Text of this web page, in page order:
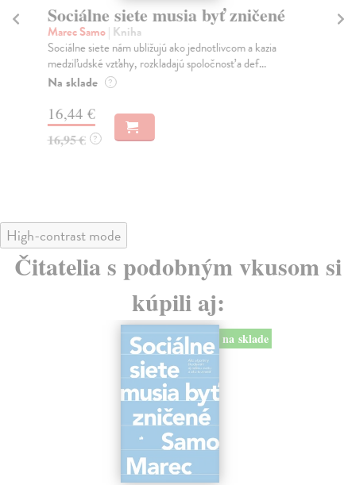
Sociálne siete musia byť zničené
Marec Samo| Kniha
Sociálne siete nám ubližujú ako jednotlivcom a kazia
medziľudské vzťahy, rozkladajú spoločnosť a def...
Na sklade ?
16,44 €
16,95 € ?
High-contrast mode
Čitatelia s podobným vkusom si
kúpili aj:
na sklade